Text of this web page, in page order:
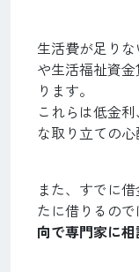
生活費が足り
や生活福祉資
ります。
これらは低金
な取り立ての心
また、すでに
たに借りるので
向で専門家に相